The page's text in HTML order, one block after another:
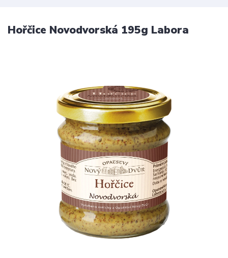
Hořčice Novodvorská 195g Labora